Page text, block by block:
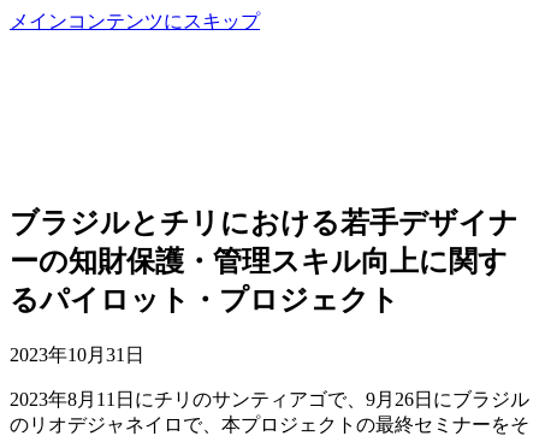
メインコンテンツにスキップ
ブラジルとチリにおける若手デザイナ
ーの知財保護・管理スキル向上に関す
るパイロット・プロジェクト
2023年10月31日
2023年8月11日にチリのサンティアゴで、9月26日にブラジル
のリオデジャネイロで、本プロジェクトの最終セミナーをそ